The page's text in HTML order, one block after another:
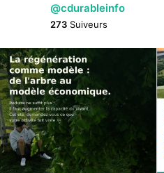
@cdurableinfo
273 Suiveurs